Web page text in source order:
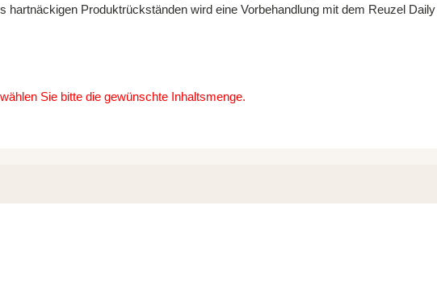
Produktrückständen wird eine Vorbehandlung mit dem Reuzel
Sie bitte die gewünschte Inhaltsmenge.